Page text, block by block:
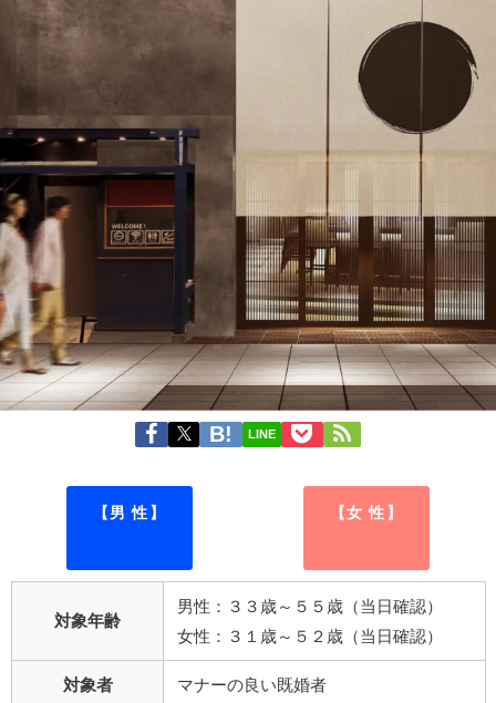
LINE
【男 性】 【女 性】
対象年齢
男性：３３歳～５５歳（当日確認）
女性：３１歳～５２歳（当日確認）
対象者 マナーの良い既婚者